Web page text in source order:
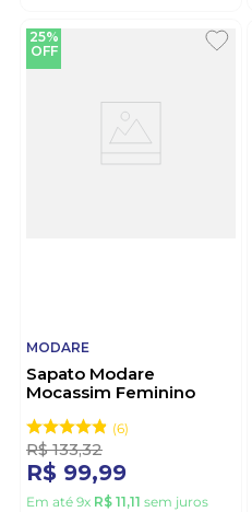
25%
OFF
MODARE
Sapato Modare
Mocassim Feminino
6
R$ 133,32
R$ 99,99
Em até 9x R$ 11,11 sem juros